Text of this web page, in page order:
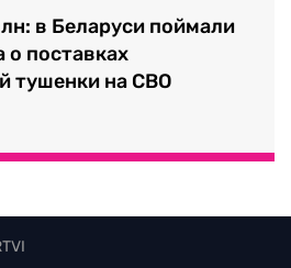
в Беларуси поймали
о поставках
тушенки на СВО